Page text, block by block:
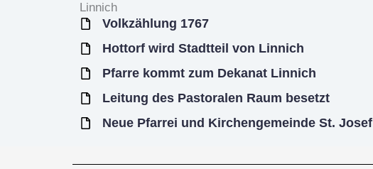
Linnich
Volkzählung 1767
Hottorf wird Stadtteil von Linnich
Pfarre kommt zum Dekanat Linnich
Leitung des Pastoralen Raum besetzt
Neue Pfarrei und Kirchengemeinde St. Josef